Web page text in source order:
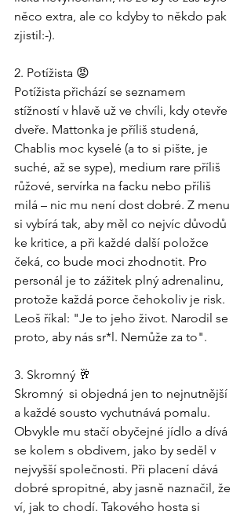
něco extra, ale co kdyby to někdo pak
zjistil:-).
2. Potížista 😡
Potížista přichází se seznamem
stížností v hlavě už ve chvíli, kdy otevře
dveře. Mattonka je příliš studená,
Chablis moc kyselé (a to si pište, je
suché, až se sype), medium rare příliš
růžové, servírka na facku nebo příliš
milá – nic mu není dost dobré. Z menu
si vybírá tak, aby měl co nejvíc důvodů
ke kritice, a při každé další položce
čeká, co bude moci zhodnotit. Pro
personál je to zážitek plný adrenalinu,
protože každá porce čehokoliv je risk.
Leoš říkal: "Je to jeho život. Narodil se
proto, aby nás sr*l. Nemůže za to".
3. Skromný 🥂
Skromný  si objedná jen to nejnutnější
a každé sousto vychutnává pomalu.
Obvykle mu stačí obyčejné jídlo a dívá
se kolem s obdivem, jako by seděl v
nejvyšší společnosti. Při placení dává
dobré spropitné, aby jasně naznačil, že
ví, jak to chodí. Takového hosta si